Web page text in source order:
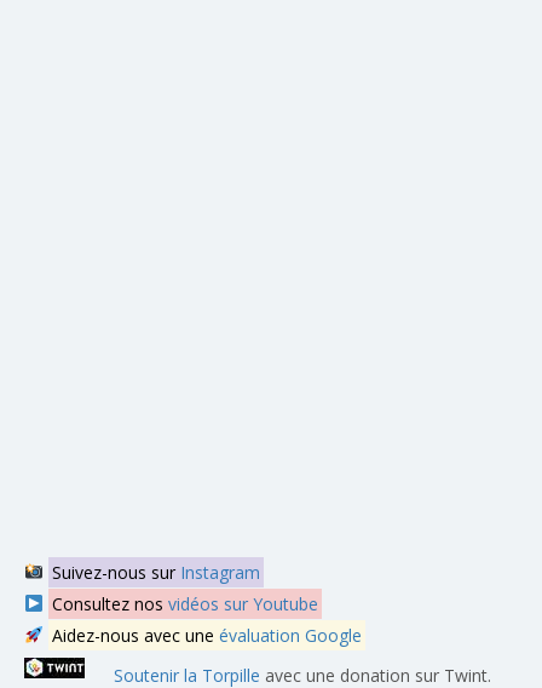
Suivez-nous sur Instagram
Consultez nos vidéos sur Youtube
Aidez-nous avec une évaluation Google
Soutenir la Torpille avec une donation sur Twint.